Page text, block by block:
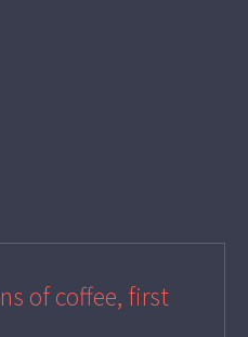
of coffee, first